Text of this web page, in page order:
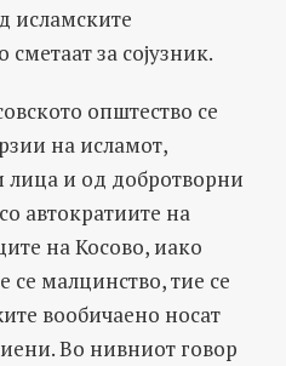
исламските
за сојузник.
општество се
на исламот,
и од добротворни
автократиите на
на Косово, иако
се малцинство, тие се
вообичаено носат
Во нивниот говор